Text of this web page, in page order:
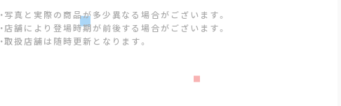
・写真と実際の商品が多少異なる場合がございます。
・店舗により登場時期が前後する場合がございます。
・取扱店舗は随時更新となります。